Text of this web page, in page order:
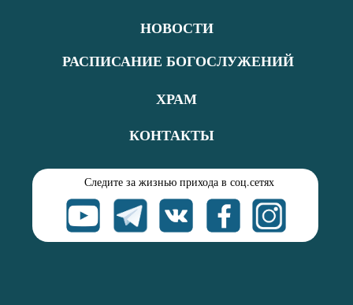
Следите за жизнью прихода в соц.сетях
НОВОСТИ
РАСПИСАНИЕ БОГОСЛУЖЕНИЙ
ХРАМ
КОНТАКТЫ